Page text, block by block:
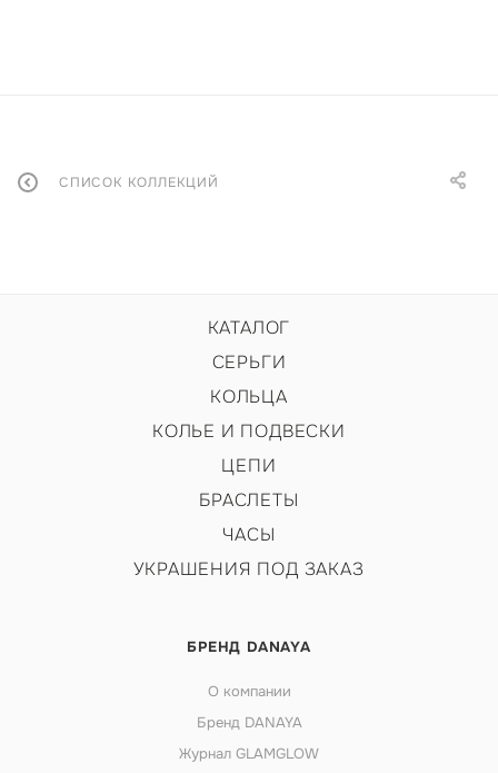
СПИСОК КОЛЛЕКЦИЙ
КАТАЛОГ
СЕРЬГИ
КОЛЬЦА
КОЛЬЕ И ПОДВЕСКИ
ЦЕПИ
БРАСЛЕТЫ
ЧАСЫ
УКРАШЕНИЯ ПОД ЗАКАЗ
БРЕНД DANAYA
О компании
Бренд DANAYA
Журнал GLAMGLOW